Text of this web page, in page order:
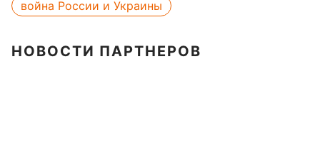
война России и Украины
НОВОСТИ ПАРТНЕРОВ